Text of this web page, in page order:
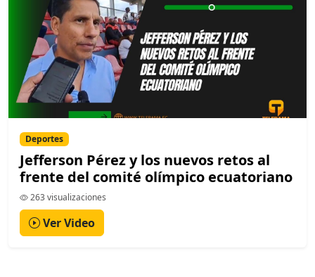
Deportes
Jefferson Pérez y los nuevos retos al
frente del comité olímpico ecuatoriano
263 visualizaciones
Ver Video